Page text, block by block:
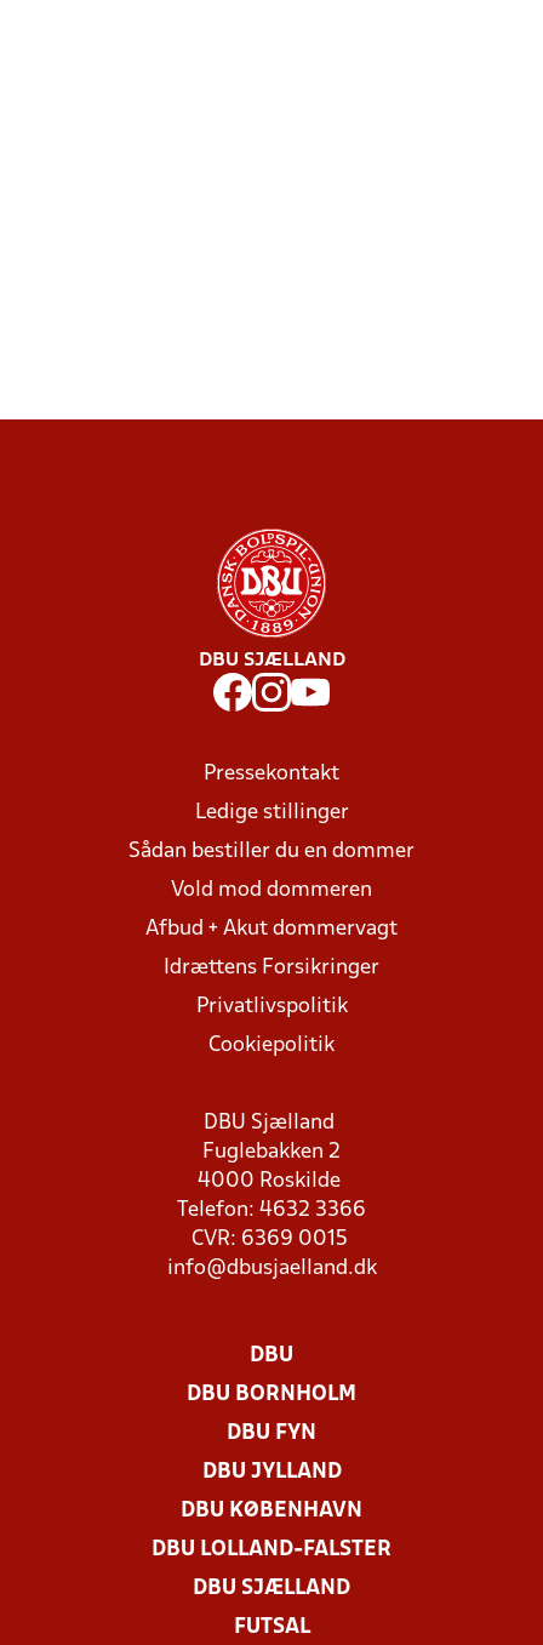
DBU SJÆLLAND
Pressekontakt
Ledige stillinger
Sådan bestiller du en dommer
Vold mod dommeren
Afbud + Akut dommervagt
Idrættens Forsikringer
Privatlivspolitik
Cookiepolitik
DBU Sjælland
Fuglebakken 2
4000 Roskilde
Telefon: 4632 3366
CVR: 6369 0015
info@dbusjaelland.dk
DBU
DBU BORNHOLM
DBU FYN
DBU JYLLAND
DBU KØBENHAVN
DBU LOLLAND-FALSTER
DBU SJÆLLAND
FUTSAL